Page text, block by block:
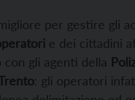
per gestire gli
e dei cittadini
con gli agenti della
: gli operatori